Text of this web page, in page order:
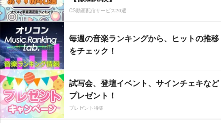
CS動画配信サービス20選
毎週の音楽ランキングから、ヒットの推移
をチェック！
試写会、登壇イベント、サインチェキなど
プレゼント！
プレゼント特集